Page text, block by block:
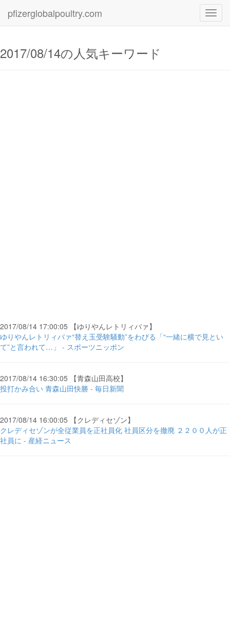
pfizerglobalpoultry.com
2017/08/14の人気キーワード
2017/08/14 17:00:05 【ゆりやんレトリィバァ】
ゆりやんレトリィバァ“替え玉受験騒動”をわびる「“一緒に横で見とい
て”と言われて…」 - スポーツニッポン
2017/08/14 16:30:05 【青森山田高校】
投打かみ合い 青森山田快勝 - 毎日新聞
2017/08/14 16:00:05 【クレディセゾン】
クレディセゾンが全従業員を正社員化 社員区分を撤廃 ２２００人が正
社員に - 産経ニュース